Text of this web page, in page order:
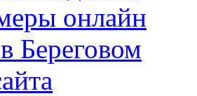
онлайн
Береговом